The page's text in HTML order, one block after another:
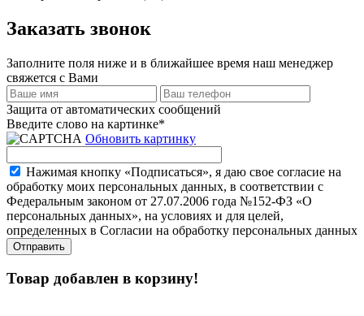
Заказать звонок
Заполните поля ниже и в ближайшее время наш менеджер
свяжется с Вами
Защита от автоматических сообщений
Введите слово на картинке*
Обновить картинку
Нажимая кнопку «Подписаться», я даю свое согласие на
обработку моих персональных данных, в соответствии с
Федеральным законом от 27.07.2006 года №152-ФЗ «О
персональных данных», на условиях и для целей,
определенных в Согласии на обработку персональных данных
Товар добавлен в корзину!